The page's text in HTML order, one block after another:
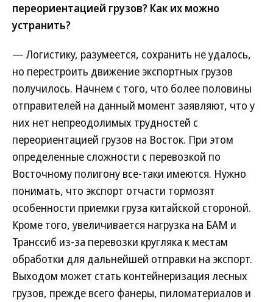
переориентацией грузов? Как их можно
устранить?
— Логистику, разумеется, сохранить не удалось,
но перестроить движение экспортных грузов
получилось. Начнем с того, что более половины
отправителей на данный момент заявляют, что у
них нет непреодолимых трудностей с
переориентацией грузов на Восток. При этом
определенные сложности с перевозкой по
Восточному полигону все-таки имеются. Нужно
понимать, что экспорт отчасти тормозят
особенности приемки груза китайской стороной.
Кроме того, увеличивается нагрузка на БАМ и
Транссиб из-за перевозки кругляка к местам
обработки для дальнейшей отправки на экспорт.
Выходом может стать контейнеризация лесных
грузов, прежде всего фанеры, пиломатериалов и